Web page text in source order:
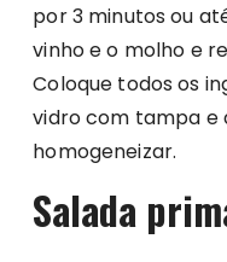
por 3 minutos ou
vinho e o molho e
Coloque todos os
vidro com tampa e
homogeneizar.
Salada